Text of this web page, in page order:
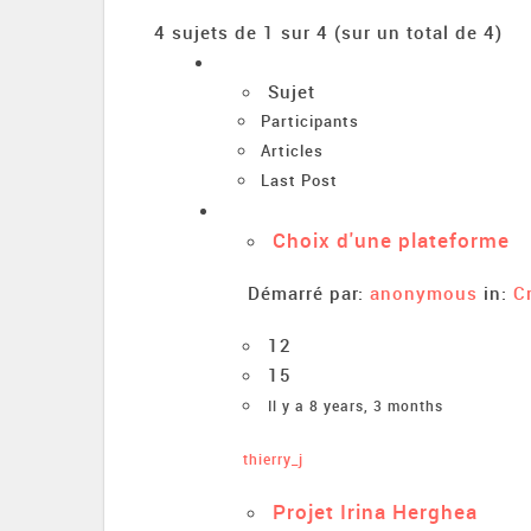
4 sujets de 1 sur 4 (sur un total de 4)
Sujet
Participants
Articles
Last Post
Choix d'une plateforme
Démarré par: anonymous in:
12
15
Il y a 8 years, 3 months
thierry_j
Projet Irina Herghea